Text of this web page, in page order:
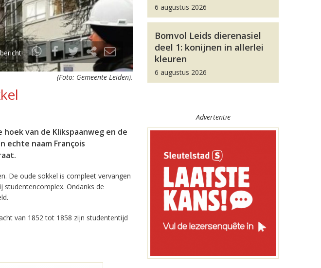
bericht!
(Foto: Gemeente Leiden).
van de Klikspaanweg en de
echte naam François
De oude sokkel is compleet vervangen
studentencomplex. Ondanks de
van 1852 tot 1858 zijn studententijd
6 augustus 2026
Bomvol Leids dierenasiel
deel 1: konijnen in allerlei
kleuren
6 augustus 2026
Advertentie